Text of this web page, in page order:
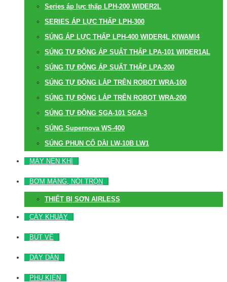
Series áp lực thấp LPH-200 WIDER2L
SERIES ÁP LỰC THẤP LPH-300
SÚNG ÁP LỰC THẤP LPH-400 WIDER4L KIWAMI4
SÚNG TỰ ĐỘNG ÁP SUẤT THẤP LPA-101 WIDER1AL
SÚNG TỰ ĐỘNG ÁP SUẤT THẤP LPA-200
SÚNG TỰ ĐỘNG LẮP TRÊN ROBOT WRA-100
SÚNG TỰ ĐỘNG LẮP TRÊN ROBOT WRA-200
SÚNG TỰ ĐỘNG SGA-101 SGA-3
SÚNG Supernova WS-400
SÚNG PHUN CỔ DÀI LW-10B LW1
MÁY NÉN KHÍ
BƠM MÀNG, NỒI TRỘN
THIẾT BỊ SƠN AIRLESS
CÂY KHUẤY
BÚT VẼ
DÂY DẪN
PHỤ KIỆN